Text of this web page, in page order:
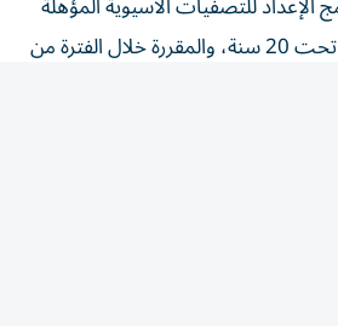
إلى نهائيات كأس آسيا تحت 20 سنة، والمقررة خلال الفترة من